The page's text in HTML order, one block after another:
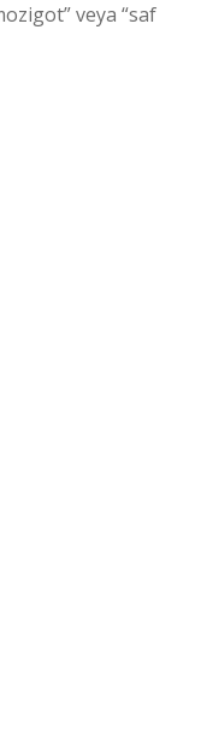
veya “saf